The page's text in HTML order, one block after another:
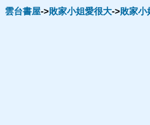
雲台書屋->敗家小姐愛很大->敗家小